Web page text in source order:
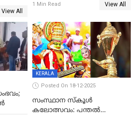
View All
യുവതി
1 Min Read View All
KERALA
Posted On 18-12-2025
സംസ്ഥാന സ്കൂൾ
കലോത്സവം: പന്തൽ